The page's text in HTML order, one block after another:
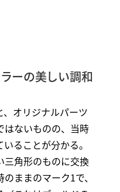
ーの美しい調和
オリジナルパーツ
はないものの、当時
ることが分かる。
三角形のものに交換
ままのマーク1で、